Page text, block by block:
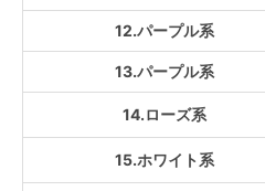
12.パープル系
13.パープル系
14.ローズ系
15.ホワイト系